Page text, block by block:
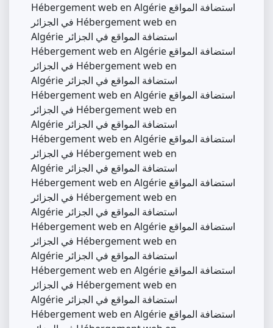
Hébergement web en Algérie استضافة المواقع
في الجزائر Hébergement web en
Algérie استضافة المواقع في الجزائر
Hébergement web en Algérie استضافة المواقع
في الجزائر Hébergement web en
Algérie استضافة المواقع في الجزائر
Hébergement web en Algérie استضافة المواقع
في الجزائر Hébergement web en
Algérie استضافة المواقع في الجزائر
Hébergement web en Algérie استضافة المواقع
في الجزائر Hébergement web en
Algérie استضافة المواقع في الجزائر
Hébergement web en Algérie استضافة المواقع
في الجزائر Hébergement web en
Algérie استضافة المواقع في الجزائر
Hébergement web en Algérie استضافة المواقع
في الجزائر Hébergement web en
Algérie استضافة المواقع في الجزائر
Hébergement web en Algérie استضافة المواقع
في الجزائر Hébergement web en
Algérie استضافة المواقع في الجزائر
Hébergement web en Algérie استضافة المواقع